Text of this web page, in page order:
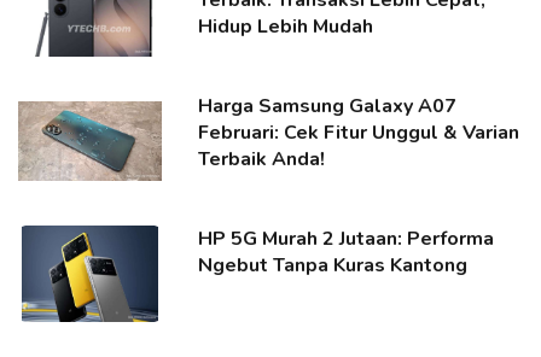
Hidup Lebih Mudah
Harga Samsung Galaxy A07
Februari: Cek Fitur Unggul & Varian
Terbaik Anda!
HP 5G Murah 2 Jutaan: Performa
Ngebut Tanpa Kuras Kantong